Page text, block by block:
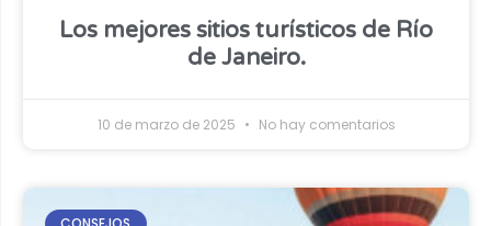
Los mejores sitios turísticos de Río
de Janeiro.
10 de marzo de 2025 No hay comentarios